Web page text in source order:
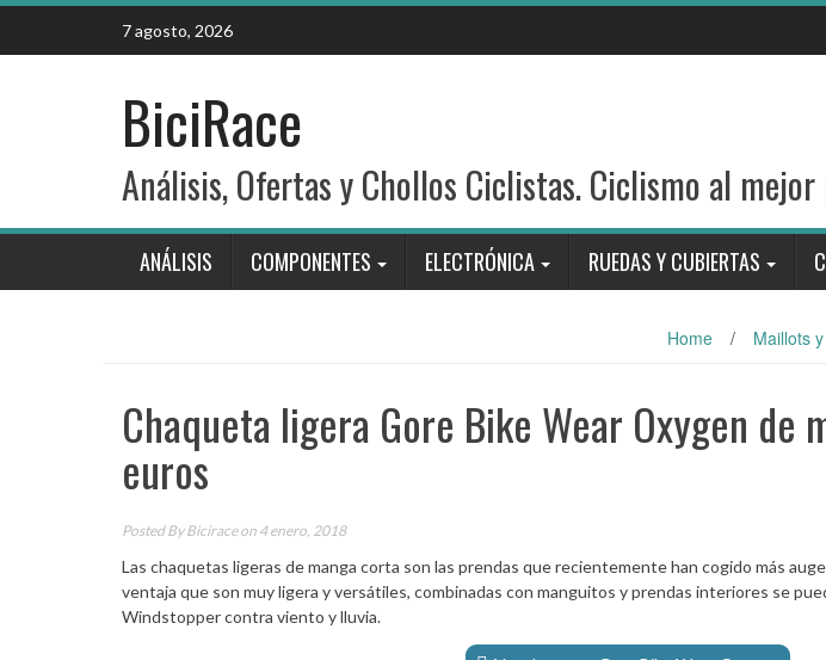
Skip
content
7 agosto, 2026
BiciRace
Análisis, Ofertas y Chollos Ciclistas. Ciclismo al
ANÁLISIS COMPONENTES ELECTRÓNICA RUEDAS Y CUBIERTAS
Home / Maillots
Chaqueta ligera Gore Bike Wear Oxygen de
euros
Posted ByBiciraceon 4 enero, 2018
Las chaquetas ligeras de manga corta son las prendas que recientemente han cogido más
ventaja que son muy ligera y versátiles, combinadas con manguitos y prendas interiores se
Windstopper contra viento y lluvia.